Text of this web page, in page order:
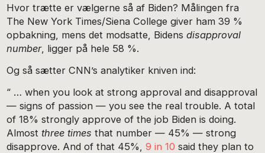
Hvor trætte er vælgerne så af Biden? Målingen fra
The New York Times/Siena College giver ham 39 %
opbakning, mens det modsatte, Bidensdisapproval
number, ligger på hele 58 %.
Og så sætter CNN’s analytiker kniven ind:
“ … when you look at strong approval and disapproval
— signs of passion — you see the real trouble. A total
of 18% strongly approve of the job Biden is doing.
Almost three times that number — 45% — strong
disapprove. And of that 45%,9 in 10 said they plan to